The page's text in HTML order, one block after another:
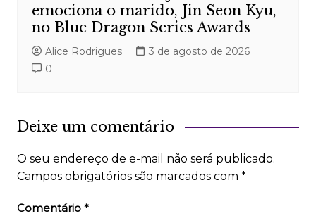
emociona o marido, Jin Seon Kyu,
no Blue Dragon Series Awards
Alice Rodrigues
3 de agosto de 2026
0
Deixe um comentário
O seu endereço de e-mail não será publicado.
Campos obrigatórios são marcados com *
Comentário *